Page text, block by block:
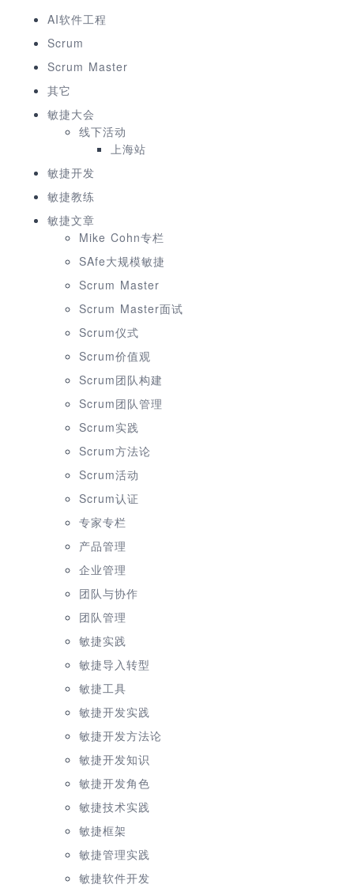
AI软件工程
Scrum
Scrum Master
其它
敏捷大会
线下活动
上海站
敏捷开发
敏捷教练
敏捷文章
Mike Cohn专栏
SAfe大规模敏捷
Scrum Master
Scrum Master面试
Scrum仪式
Scrum价值观
Scrum团队构建
Scrum团队管理
Scrum实践
Scrum方法论
Scrum活动
Scrum认证
专家专栏
产品管理
企业管理
团队与协作
团队管理
敏捷实践
敏捷导入转型
敏捷工具
敏捷开发实践
敏捷开发方法论
敏捷开发知识
敏捷开发角色
敏捷技术实践
敏捷框架
敏捷管理实践
敏捷软件开发